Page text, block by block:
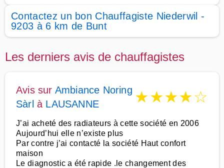
Contactez un bon Chauffagiste Niederwil -
9203 à 6 km de Bunt
Les derniers avis de chauffagistes
Avis sur Ambiance Noring
Sàrl à LAUSANNE ★★★★☆
J’ai acheté des radiateurs à cette société en 2006
Aujourd’hui elle n’existe plus
Par contre j’ai contacté la société Haut confort
maison
Le diagnostic a été rapide .le changement des